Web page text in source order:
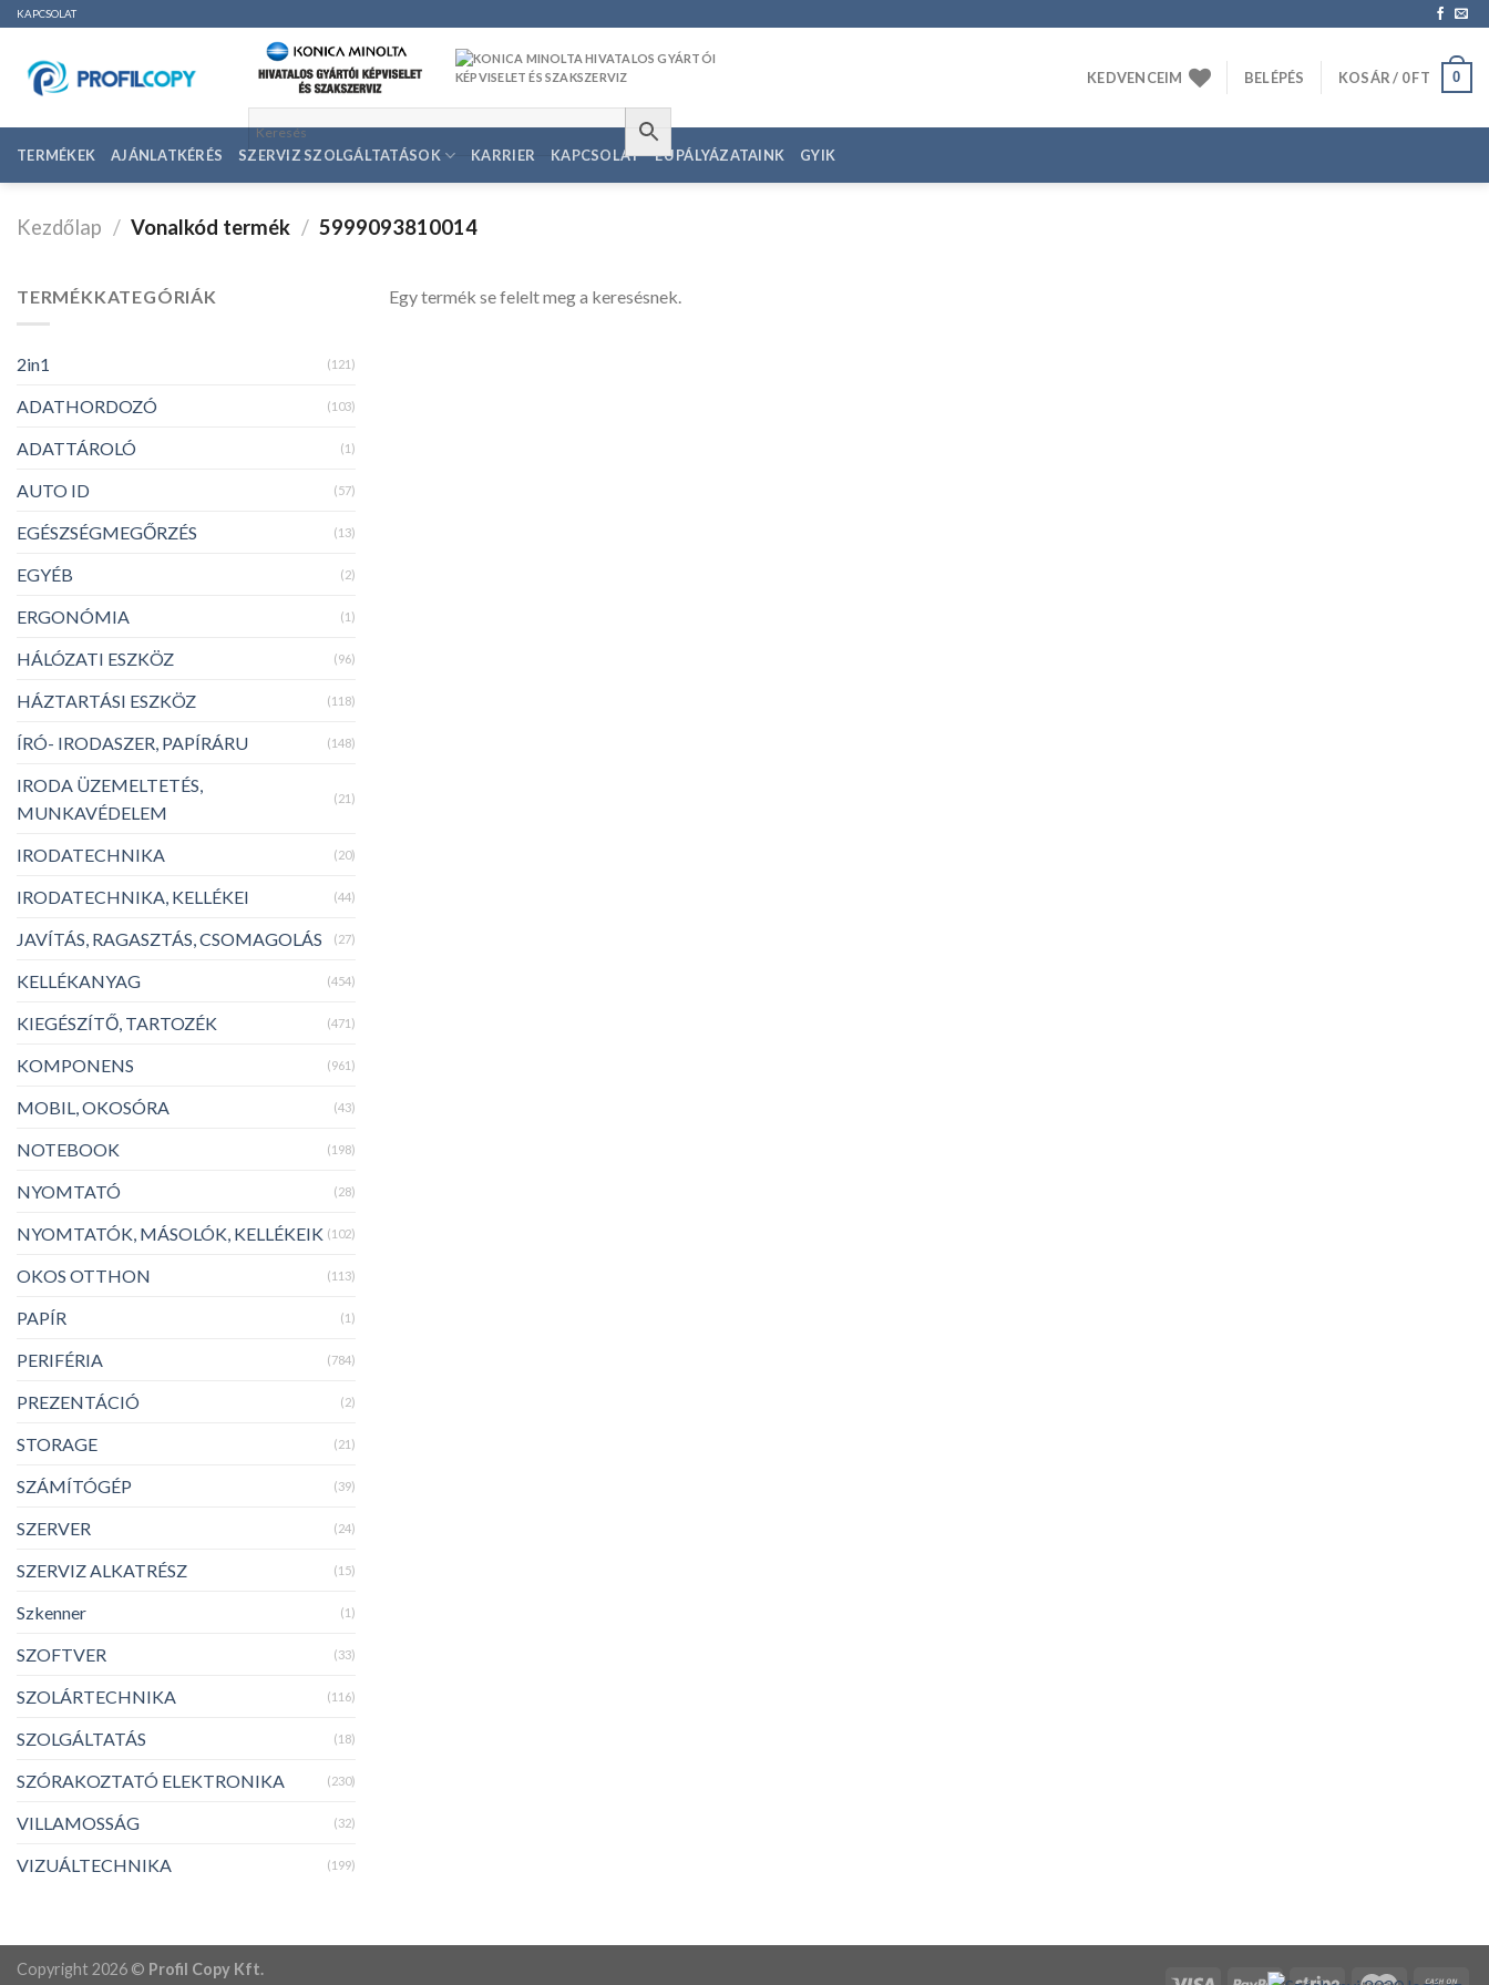
Ugrás
tartalomhoz
KAPCSOLAT
KEDVENCEIM BELÉPÉS KOSÁR / 0FT 0
TERMÉKEK AJÁNLATKÉRÉS SZERVIZ SZOLGÁLTATÁSOK KARRIER KAPCSOLAT EU PÁLYÁZATAINK GYIK
Kezdőlap / Vonalkód termék / 5999093810014
TERMÉKKATEGÓRIÁK
2in1 (121)
ADATHORDOZÓ (103)
ADATTÁROLÓ (1)
AUTO ID (57)
EGÉSZSÉGMEGŐRZÉS (13)
EGYÉB (2)
ERGONÓMIA (1)
HÁLÓZATI ESZKÖZ (96)
HÁZTARTÁSI ESZKÖZ (118)
ÍRÓ- IRODASZER, PAPÍRÁRU (148)
IRODA ÜZEMELTETÉS,
MUNKAVÉDELEM
(21)
IRODATECHNIKA (20)
IRODATECHNIKA, KELLÉKEI (44)
JAVÍTÁS, RAGASZTÁS, CSOMAGOLÁS (27)
KELLÉKANYAG (454)
KIEGÉSZÍTŐ, TARTOZÉK (471)
KOMPONENS (961)
MOBIL, OKOSÓRA (43)
NOTEBOOK (198)
NYOMTATÓ (28)
NYOMTATÓK, MÁSOLÓK, KELLÉKEIK (102)
OKOS OTTHON (113)
PAPÍR (1)
PERIFÉRIA (784)
PREZENTÁCIÓ (2)
STORAGE (21)
SZÁMÍTÓGÉP (39)
SZERVER (24)
SZERVIZ ALKATRÉSZ (15)
Szkenner (1)
SZOFTVER (33)
SZOLÁRTECHNIKA (116)
SZOLGÁLTATÁS (18)
SZÓRAKOZTATÓ ELEKTRONIKA (230)
VILLAMOSSÁG (32)
VIZUÁLTECHNIKA (199)
Egy termék se felelt meg a keresésnek.
Copyright 2026 © Profil Copy Kft.